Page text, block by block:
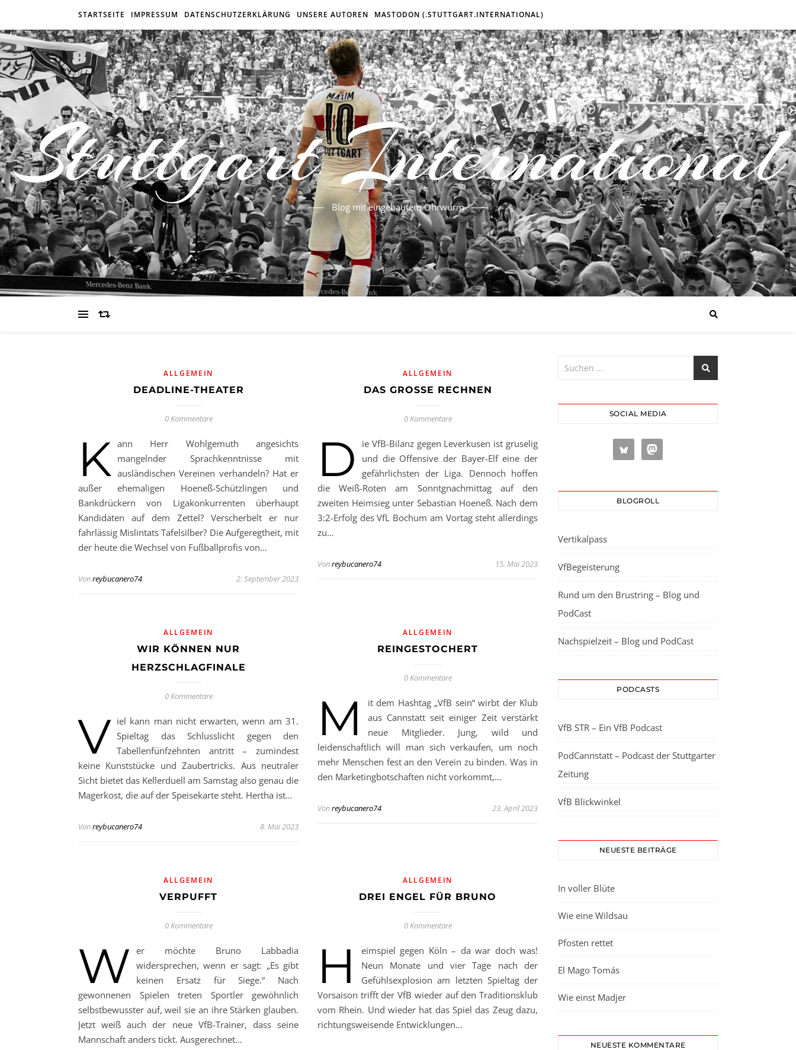
STARTSEITE IMPRESSUM DATENSCHUTZERKLÄRUNG UNSERE AUTOREN MASTODON (.STUTTGART.INTERNATIONAL)
Stuttgart International
Blog mit eingebautem Ohrwurm
ALLGEMEIN
DEADLINE-THEATER
0 Kommentare
K ann Herr Wohlgemuth angesichts
mangelnder Sprachkenntnisse mit
ausländischen Vereinen verhandeln? Hat er
außer ehemaligen Hoeneß-Schützlingen und
Bankdrückern von Ligakonkurrenten überhaupt
Kandidaten auf dem Zettel? Verscherbelt er nur
fahrlässig Mislintats Tafelsilber? Die Aufgeregtheit, mit
der heute die Wechsel von Fußballprofis von…
Vonreybucanero74 2. September 2023
ALLGEMEIN
DAS GROSSE RECHNEN
0 Kommentare
D
ie VfB-Bilanz gegen Leverkusen ist gruselig
und die Offensive der Bayer-Elf eine der
gefährlichsten der Liga. Dennoch hoffen
die Weiß-Roten am Sonntgnachmittag auf den
zweiten Heimsieg unter Sebastian Hoeneß. Nach dem
3:2-Erfolg des VfL Bochum am Vortag steht allerdings
zu…
Vonreybucanero74 15. Mai 2023
ALLGEMEIN
WIR KÖNNEN NUR
HERZSCHLAGFINALE
0 Kommentare
V iel kann man nicht erwarten, wenn am 31.
Spieltag das Schlusslicht gegen den
Tabellenfünfzehnten antritt – zumindest
keine Kunststücke und Zaubertricks. Aus neutraler
Sicht bietet das Kellerduell am Samstag also genau die
Magerkost, die auf der Speisekarte steht. Hertha ist…
Vonreybucanero74 8. Mai 2023
ALLGEMEIN
REINGESTOCHERT
0 Kommentare
M
it dem Hashtag „VfB sein“ wirbt der Klub
aus Cannstatt seit einiger Zeit verstärkt
neue Mitglieder. Jung, wild und
leidenschaftlich will man sich verkaufen, um noch
mehr Menschen fest an den Verein zu binden. Was in
den Marketingbotschaften nicht vorkommt,…
Vonreybucanero74 23. April 2023
ALLGEMEIN
VERPUFFT
0 Kommentare
W er möchte Bruno Labbadia
widersprechen, wenn er sagt: „Es gibt
keinen Ersatz für Siege.“ Nach
gewonnenen Spielen treten Sportler gewöhnlich
selbstbewusster auf, weil sie an ihre Stärken glauben.
Jetzt weiß auch der neue VfB-Trainer, dass seine
Mannschaft anders tickt. Ausgerechnet…
ALLGEMEIN
DREI ENGEL FÜR BRUNO
0 Kommentare
H
eimspiel gegen Köln – da war doch was!
Neun Monate und vier Tage nach der
Gefühlsexplosion am letzten Spieltag der
Vorsaison trifft der VfB wieder auf den Traditionsklub
vom Rhein. Und wieder hat das Spiel das Zeug dazu,
richtungsweisende Entwicklungen…
SOCIAL MEDIA
BLOGROLL
Vertikalpass
VfBegeisterung
Rund um den Brustring – Blog und
PodCast
Nachspielzeit – Blog und PodCast
PODCASTS
VfB STR – Ein VfB Podcast
PodCannstatt – Podcast der Stuttgarter
Zeitung
VfB Blickwinkel
NEUESTE BEITRÄGE
In voller Blüte
Wie eine Wildsau
Pfosten rettet
El Mago Tomás
Wie einst Madjer
NEUESTE KOMMENTARE